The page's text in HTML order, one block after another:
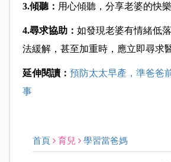
3.傾聽： 用心傾聽，分享老婆的快樂
4.尋求協助： 如發現老婆有情緒低
法緩解，甚至加重時，應立即尋求
延伸閱讀： 預防太太早產，準爸爸
事
首頁 育兒 學習當爸媽